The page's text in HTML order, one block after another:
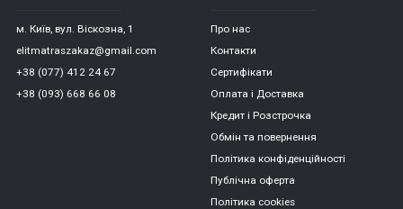
м. Київ, вул. Віскозна, 1
elitmatraszakaz@gmail.com
+38 (077) 412 24 67
+38 (093) 668 66 08
Про нас
Контакти
Сертифікати
Оплата і Доставка
Кредит і Розстрочка
Обмін та повернення
Політика конфіденційності
Публічна оферта
Політика cookies